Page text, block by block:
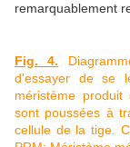
remarquablement
Fig. 4.
d'essayer de se
méristème produit
sont poussées à
cellule de la tige.